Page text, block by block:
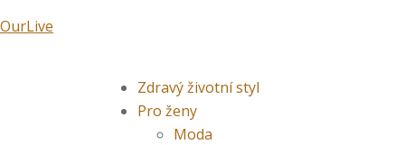
na
OurLive
Zdravý životní styl
Pro ženy
Moda
navigationkomentář